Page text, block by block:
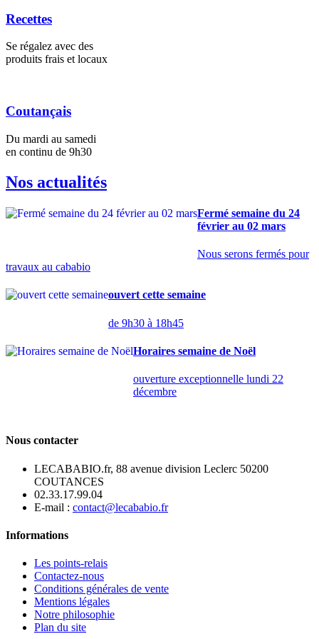
Recettes
Se régalez avec des
produits frais et locaux
Coutançais
Du mardi au samedi
en continu de 9h30
Nos actualités
Fermé semaine du 24
février au 02 mars
Nous serons fermés pour
travaux au cababio
ouvert cette semaine
de 9h30 à 18h45
Horaires semaine de Noël
ouverture exceptionnelle lundi 22
décembre
Nous contacter
LECABABIO.fr, 88 avenue division Leclerc 50200
COUTANCES
02.33.17.99.04
E-mail : contact@lecababio.fr
Informations
Les points-relais
Contactez-nous
Conditions générales de vente
Mentions légales
Notre philosophie
Plan du site